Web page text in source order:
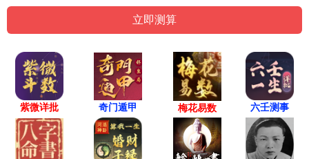
紫微详批 奇门遁甲 梅花易数 六壬测事